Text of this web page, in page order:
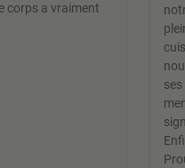
corps a vraiment